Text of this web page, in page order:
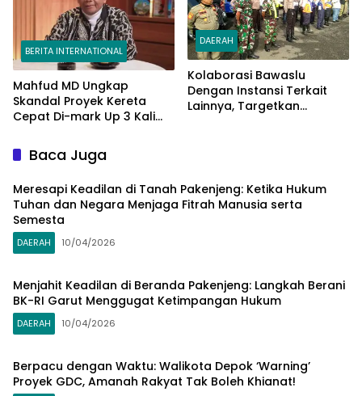
BERITA INTERNATIONAL
Mahfud MD Ungkap
Skandal Proyek Kereta
Cepat Di-mark Up 3 Kali
DAERAH
Kolaborasi Bawaslu
Dengan Instansi Terkait
Lainnya, Targetkan
Baca Juga
Meresapi Keadilan di Tanah Pakenjeng: Ketika Hukum
Tuhan dan Negara Menjaga Fitrah Manusia serta
Semesta
DAERAH 10/04/2026
Menjahit Keadilan di Beranda Pakenjeng: Langkah Berani
BK-RI Garut Menggugat Ketimpangan Hukum
DAERAH 10/04/2026
Berpacu dengan Waktu: Walikota Depok ‘Warning’
Proyek GDC, Amanah Rakyat Tak Boleh Khianat!